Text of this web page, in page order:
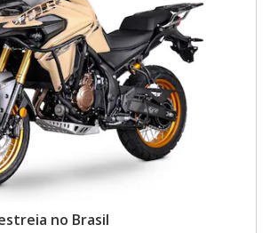
no Brasil